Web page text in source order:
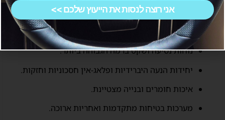
יתרונות
נוחות נסיעה ושקט ברמה הגבוהה ביותר.
יחידות הנעה היברידיות ופלאג-אין חסכוניות וחזקות.
איכות חומרים ובנייה מצטיינת.
מערכות בטיחות מתקדמות ואחריות ארוכה.
אני רוצה לנסות את הייעוץ שלכם >>